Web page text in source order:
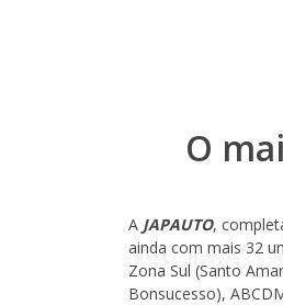
O
A JAPAUTO,
ainda com mais 32
Zona Sul (Santo
Bonsucesso),